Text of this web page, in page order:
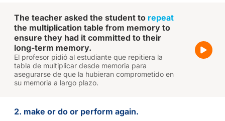
The teacher asked the student to repeat
the multiplication table from memory to
ensure they had it committed to their
long-term memory.
El profesor pidió al estudiante que repitiera la
tabla de multiplicar desde memoria para
asegurarse de que la hubieran comprometido en
su memoria a largo plazo.
2. make or do or perform again.